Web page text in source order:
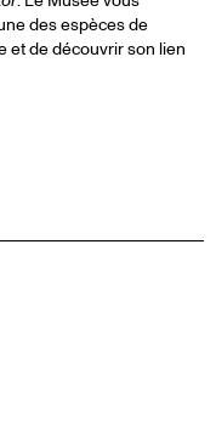
des espèces de
et de découvrir son lien